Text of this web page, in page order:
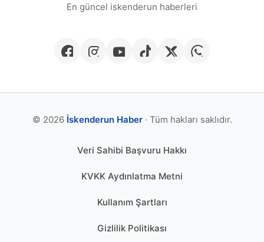
En güncel iskenderun haberleri
© 2026 İskenderun Haber· Tüm hakları saklıdır.
Veri Sahibi Başvuru Hakkı
KVKK Aydınlatma Metni
Kullanım Şartları
Gizlilik Politikası